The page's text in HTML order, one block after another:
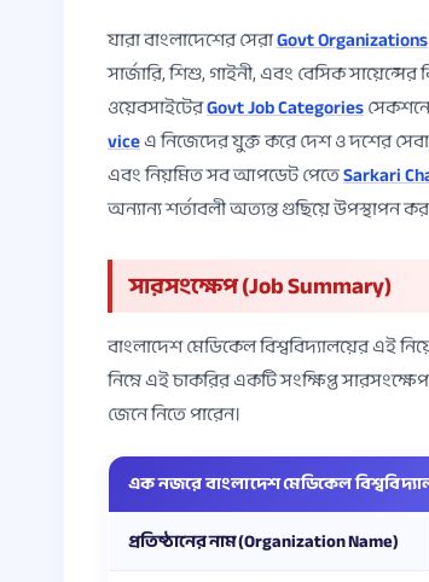
যারা বাংলাদেশের সেরাGovt Organizations
সার্জারি, শিশু, গাইনী, এবং বেসিক
ওয়েবসাইটেরGovt Job Categories
viceএ নিজেদের যুক্ত করে দেশ ও দশের
এবং নিয়মিত সব আপডেট পেতেSarkari
অন্যান্য শর্তাবলী অত্যন্ত গুছিয়ে উপস্থাপন
সারসংক্ষেপ (Job Summary)
বাংলাদেশ মেডিকেল বিশ্ববিদ্যালয়ের এই
নিম্নে এই চাকরির একটি সংক্ষিপ্ত
জেনে নিতে পারেন।
এক নজরে বাংলাদেশ মেডিকেল
প্রতিষ্ঠানের নাম (Organization Name)